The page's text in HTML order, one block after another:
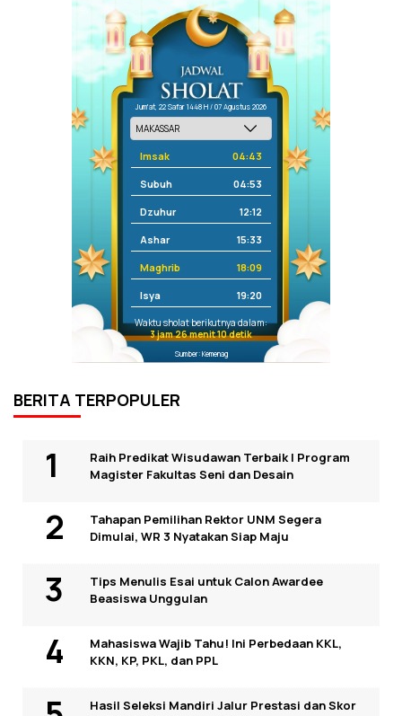
Jum'at, 22 Safar 1448 H / 07 Agustus 2026
Imsak 04:43
Subuh 04:53
Dzuhur 12:12
Ashar 15:33
Maghrib 18:09
Isya 19:20
Waktu sholat berikutnya dalam:
3 jam 26 menit 10 detik
Sumber: Kemenag
BERITA TERPOPULER
Raih Predikat Wisudawan Terbaik I Program
Magister Fakultas Seni dan Desain
Tahapan Pemilihan Rektor UNM Segera
Dimulai, WR 3 Nyatakan Siap Maju
Tips Menulis Esai untuk Calon Awardee
Beasiswa Unggulan
Mahasiswa Wajib Tahu! Ini Perbedaan KKL,
KKN, KP, PKL, dan PPL
Hasil Seleksi Mandiri Jalur Prestasi dan Skor